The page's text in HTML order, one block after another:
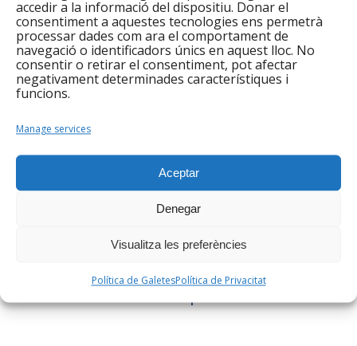
accedir a la informació del dispositiu. Donar el
consentiment a aquestes tecnologies ens permetrà
processar dades com ara el comportament de
navegació o identificadors únics en aquest lloc. No
consentir o retirar el consentiment, pot afectar
negativament determinades característiques i
funcions.
Manage services
Aceptar
Denegar
Visualitza les preferències
Política de GaletesPolítica de Privacitat
25 persones han finalitzat l’itinerari formatiu
IntegraJob.
S’han dut a terme 27 insercions laborals (8 més
que el febrer).
Servei d’Acreditació de competències
El Punt Òmnia ha rebut les derivacions del Servei
d’ocupació, sobre tot en matèria de suport TIC en
elaboració del CV.